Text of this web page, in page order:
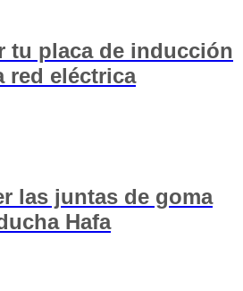
tu placa de inducción
red eléctrica
las juntas de goma
Hafa